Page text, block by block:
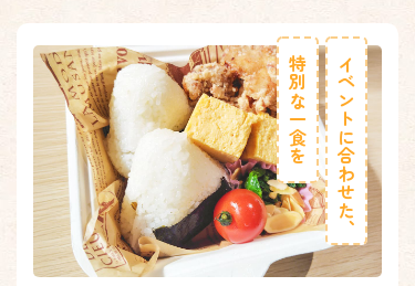
イベントに合わせた、
特別な一食を